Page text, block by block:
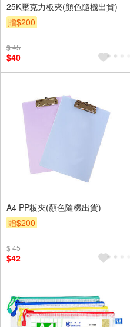
25K壓克力板夾(顏色隨機出貨)
贈$200
$ 45
$40
A4 PP板夾(顏色隨機出貨)
贈$200
$ 45
$42